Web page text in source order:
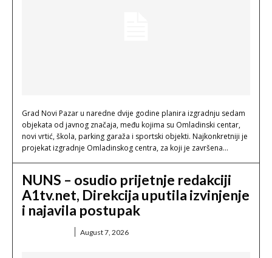
Grad Novi Pazar u naredne dvije godine planira izgradnju sedam
objekata od javnog značaja, među kojima su Omladinski centar,
novi vrtić, škola, parking garaža i sportski objekti. Najkonkretniji je
projekat izgradnje Omladinskog centra, za koji je završena...
NUNS – osudio prijetnje redakciji
A1tv.net, Direkcija uputila izvinjenje
i najavila postupak
August 7, 2026